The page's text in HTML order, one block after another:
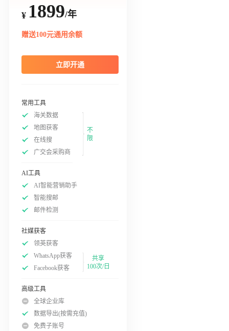
¥ 1899/年
赠送100元通用余额
立即开通
常用工具
海关数据
地图获客
在线搜
广交会采购商
不
限
AI工具
AI智能营销助手
智能搜邮
邮件检测
社媒获客
领英获客
WhatsApp获客
Facebook获客
共享
100次/日
高级工具
全球企业库
数据导出(按需充值)
免费子账号